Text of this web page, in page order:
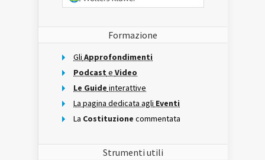
Formazione
Gli Approfondimenti
Podcast e Video
Le Guide interattive
La pagina dedicata agli Eventi
La Costituzione commentata
Strumenti utili